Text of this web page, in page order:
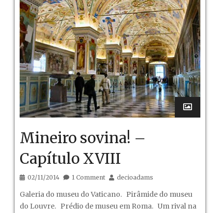
Mineiro sovina! –
Capítulo XVIII
02/11/2014 1 Comment decioadams
Galeria do museu do Vaticano. Pirâmide do museu
do Louvre. Prédio de museu em Roma. Um rival na